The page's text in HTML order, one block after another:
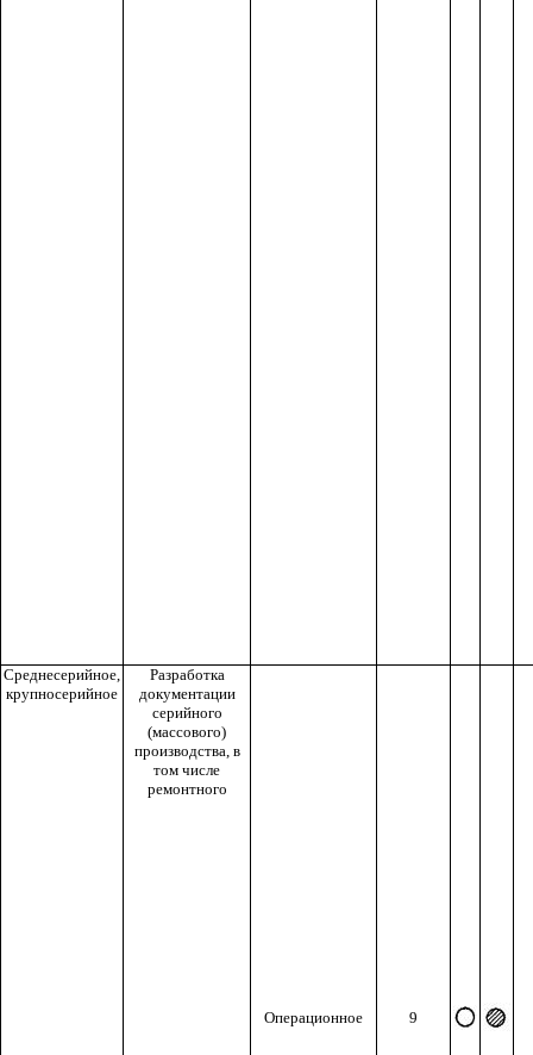
Среднесерийное,
крупносерийное
Разработка
документации
серийного
(массового)
производства, в
том числе
ремонтного
Операционное 9